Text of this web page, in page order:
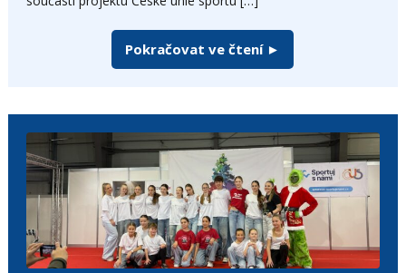
Pokračovat ve čtení ►